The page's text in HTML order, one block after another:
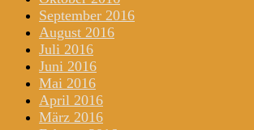
September 2016
August 2016
Juli 2016
Juni 2016
Mai 2016
April 2016
März 2016